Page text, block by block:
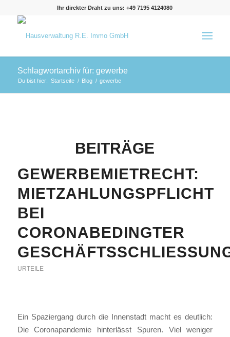
Ihr direkter Draht zu uns: +49 7195 4124080
Schlagwortarchiv für: gewerbe
Du bist hier: Startseite / Blog / gewerbe
BEITRÄGE
GEWERBEMIETRECHT:
MIETZAHLUNGSPFLICHT
BEI
CORONABEDINGTER
GESCHÄFTSSCHLIESSUNG
URTEILE
Ein Spaziergang durch die Innenstadt macht es deutlich:
Die Coronapandemie hinterlässt Spuren. Viel weniger